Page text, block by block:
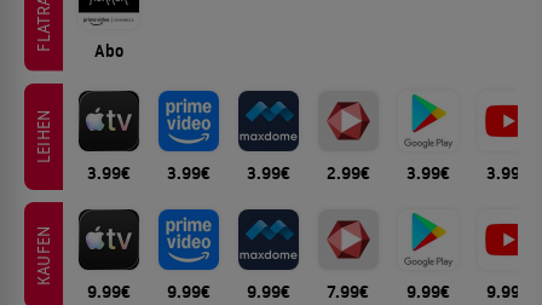
FLATRATE Abo
LEIHEN
3.99€ 3.99€ 3.99€ 2.99€ 3.99€ 3.99€
KAUFEN
9.99€ 9.99€ 9.99€ 7.99€ 9.99€ 9.99€